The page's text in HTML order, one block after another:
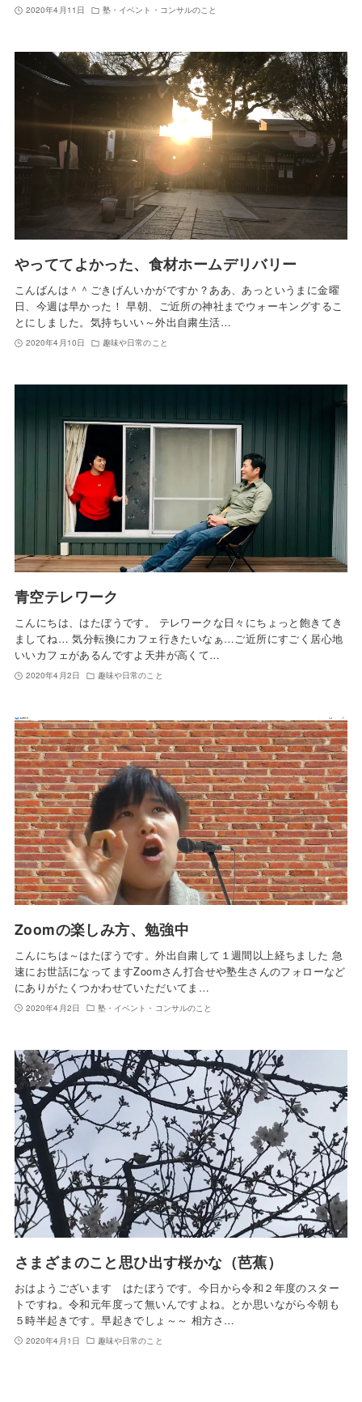
2020年4月11日 塾・イベント・コンサルのこと
やっててよかった、食材ホームデリバリー
こんばんは＾＾ごきげんいかがですか？ああ、あっというまに金曜
日、今週は早かった！ 早朝、ご近所の神社までウォーキングするこ
とにしました。気持ちいい～外出自粛生活…
2020年4月10日 趣味や日常のこと
青空テレワーク
こんにちは、はたぼうです。 テレワークな日々にちょっと飽きてき
ましてね… 気分転換にカフェ行きたいなぁ…ご近所にすごく居心地
いいカフェがあるんですよ天井が高くて…
2020年4月2日 趣味や日常のこと
Zoomの楽しみ方、勉強中
こんにちは～はたぼうです。外出自粛して１週間以上経ちました 急
速にお世話になってますZoomさん打合せや塾生さんのフォローなど
にありがたくつかわせていただいてま…
2020年4月2日 塾・イベント・コンサルのこと
さまざまのこと思ひ出す桜かな（芭蕉）
おはようございます はたぼうです。今日から令和２年度のスター
トですね。令和元年度って無いんですよね。とか思いながら今朝も
５時半起きです。早起きでしょ～～ 相方さ…
2020年4月1日 趣味や日常のこと